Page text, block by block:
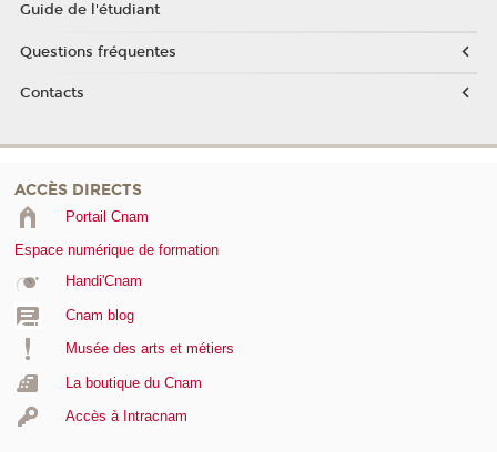
Guide de l'étudiant
Questions fréquentes
Contacts
ACCÈS DIRECTS
Portail Cnam
Espace numérique de formation
Handi'Cnam
Cnam blog
Musée des arts et métiers
La boutique du Cnam
Accès à Intracnam